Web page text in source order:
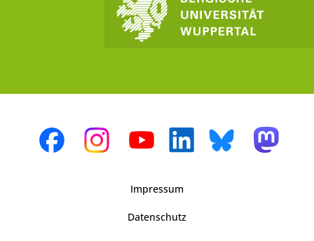
Impressum
Datenschutz